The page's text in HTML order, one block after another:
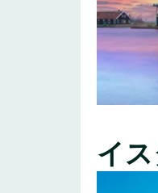
イ